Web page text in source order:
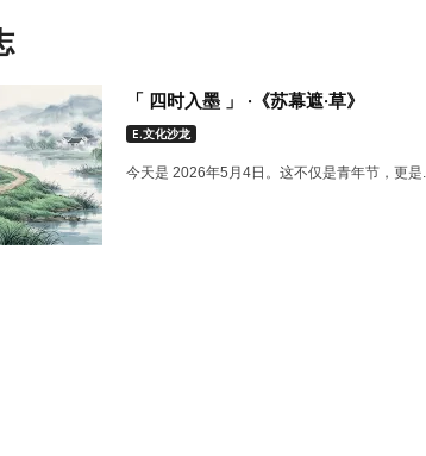
「 四时入墨 」 ·《苏幕遮·草》
E.文化沙龙
今天是 2026年5月4日。这不仅是青年节，更是...